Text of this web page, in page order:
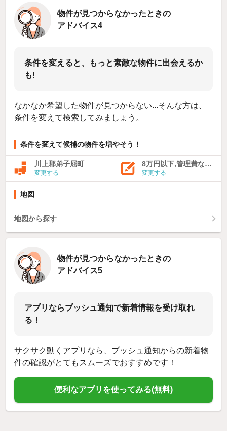
物件が見つからなかったときの
アドバイス4
条件を変えると、もっと素敵な物件に出会えるか
も!
なかなか希望した物件が見つからない...そんな方は、
条件を変えて検索してみましょう。
条件を変えて候補の物件を増やそう！
川上郡弟子屈町
変更する
8万円以下,管理費など込み
変更する
地図
地図から探す
物件が見つからなかったときの
アドバイス5
アプリならプッシュ通知で新着情報を受け取れ
る！
サクサク動くアプリなら、プッシュ通知からの新着物
件の確認がとてもスムーズでおすすめです！
便利なアプリを使ってみる(無料)